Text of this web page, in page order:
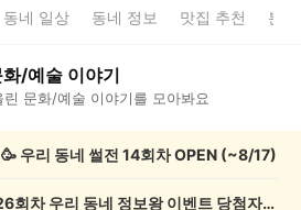
동네 일상 동네 정보 맛집 추천 분
화/예술 이야기
문화/예술 이야기를 모아봐요
우리 동네 썰전 14회차 OPEN (~8/17)
💰[당첨자 발표] 26회차 우리 동네 정보왕 이벤트 당첨자를 발표합니다!